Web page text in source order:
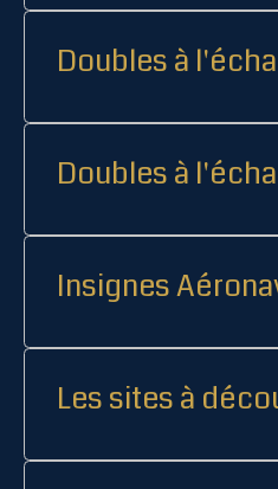
Doubles à
Doubles à
Insignes
Les sites à